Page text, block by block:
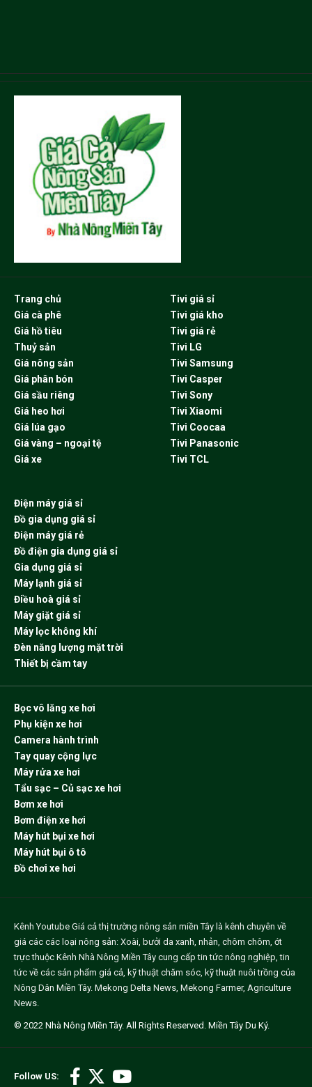
Trang chủ
Giá cà phê
Giá hồ tiêu
Thuỷ sản
Giá nông sản
Giá phân bón
Giá sầu riêng
Giá heo hơi
Giá lúa gạo
Giá vàng – ngoại tệ
Giá xe
Tivi giá sỉ
Tivi giá kho
Tivi giá rẻ
Tivi LG
Tivi Samsung
Tivi Casper
Tivi Sony
Tivi Xiaomi
Tivi Coocaa
Tivi Panasonic
Tivi TCL
Điện máy giá sỉ
Đồ gia dụng giá sỉ
Điện máy giá rẻ
Đồ điện gia dụng giá sỉ
Gia dụng giá sỉ
Máy lạnh giá sỉ
Điều hoà giá sỉ
Máy giặt giá sỉ
Máy lọc không khí
Đèn năng lượng mặt trời
Thiết bị cầm tay
Bọc vô lăng xe hơi
Phụ kiện xe hơi
Camera hành trình
Tay quay cộng lực
Máy rửa xe hơi
Tẩu sạc – Củ sạc xe hơi
Bơm xe hơi
Bơm điện xe hơi
Máy hút bụi xe hơi
Máy hút bụi ô tô
Đồ chơi xe hơi
Follow US:
Kênh Youtube Giá cả thị trường nông sản miền Tây là kênh chuyên về
giá các các loại nông sản: Xoài, bưởi da xanh, nhản, chôm chôm, ớt
trực thuộc Kênh Nhà Nông Miền Tây cung cấp tin tức nông nghiệp, tin
tức về các sản phẩm giá cả, kỹ thuật chăm sóc, kỹ thuật nuôi trồng của
Nông Dân Miền Tây. Mekong Delta News Mekong Farmer, Agriculture
News
© 2022 Nhà Nông Miền Tây. All Rights Reserved. Miền Tây Du Ký.